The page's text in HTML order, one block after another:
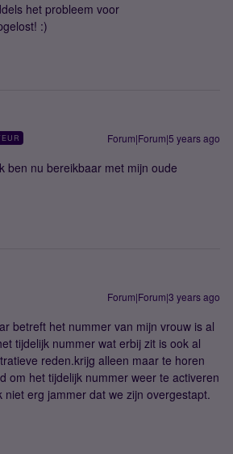
het probleem voor
:)
Forum|Forum|5 years ago
ben nu bereikbaar met mijn oude
Forum|Forum|3 years ago
betreft het nummer van mijn vrouw is al
tijdelijk nummer wat erbij zit is ook al
reden.krijg alleen maar te horen
om het tijdelijk nummer weer te activeren
niet erg jammer dat we zijn overgestapt.